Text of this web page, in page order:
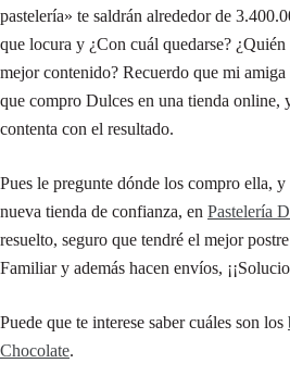
pastelería» te saldrán alrededor de
que locura y ¿Con cuál quedarse? ¿Quién
mejor contenido? Recuerdo que mi
que compro Dulces en una tienda online,
contenta con el resultado.
Pues le pregunte dónde los compro ella,
nueva tienda de confianza, en Pastelería
resuelto, seguro que tendré el mejor
Familiar y además hacen envíos,
Puede que te interese saber cuáles son los
Chocolate.